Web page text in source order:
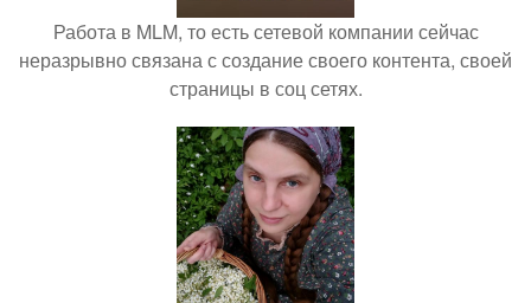
Работа в MLM, то есть сетевой компании сейчас
неразрывно связана с создание своего контента, своей
страницы в соц сетях.